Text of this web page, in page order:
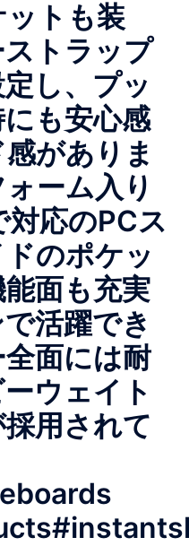
トも装
トラップ
し、プッ
も安心感
がありま
ーム入り
応のPCス
のポケッ
面も充実
活躍でき
面には耐
ウェイト
用されて